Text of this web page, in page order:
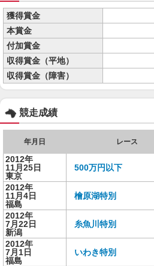
獲得賞金
本賞金
付加賞金
収得賞金（平地）
収得賞金（障害）
競走成績
年月日 レース
2012年
11月25日
東京
500万円以下
2012年
11月4日
福島
檜原湖特別
2012年
7月22日
新潟
糸魚川特別
2012年
7月1日
福島
いわき特別